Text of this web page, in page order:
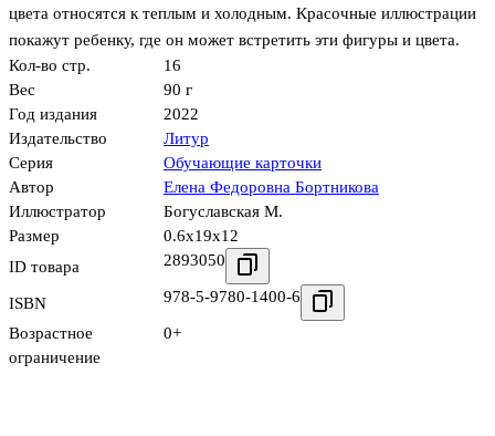
цвета относятся к теплым и холодным. Красочные иллюстрации
покажут ребенку, где он может встретить эти фигуры и цвета.
Кол-во стр.
16
Вес
90 г
Год издания
2022
Издательство
Литур
Серия
Обучающие карточки
Автор
Елена Федоровна Бортникова
Иллюстратор
Богуславская М.
Размер
0.6x19x12
ID товара
2893050
ISBN 978-5-9780-1400-6
Возрастное
ограничение
0+